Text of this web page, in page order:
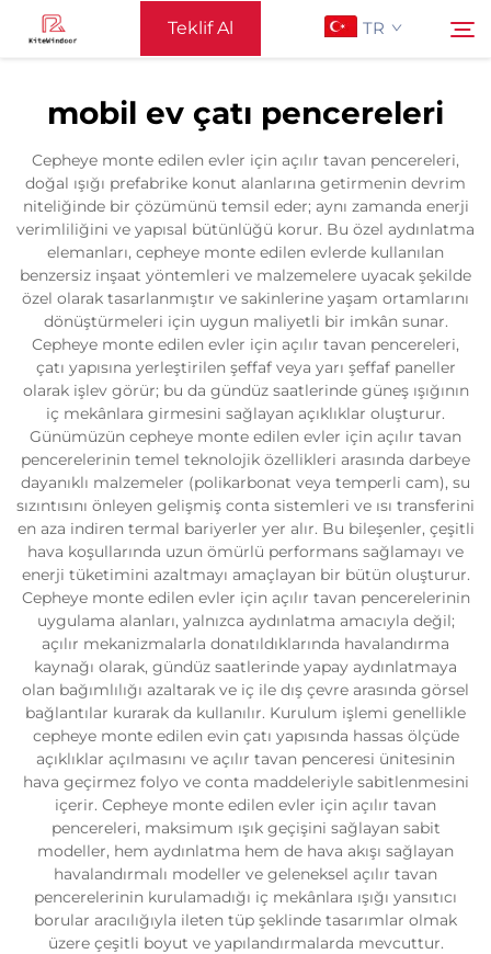
Teklif Al TR
Destek
Ürünler
Uygulama
Haberler
Bize Ulaşın
Ara
mobil ev çatı pencereleri
Cepheye monte edilen evler için açılır tavan pencereleri,
doğal ışığı prefabrike konut alanlarına getirmenin devrim
niteliğinde bir çözümünü temsil eder; aynı zamanda enerji
verimliliğini ve yapısal bütünlüğü korur. Bu özel aydınlatma
elemanları, cepheye monte edilen evlerde kullanılan
benzersiz inşaat yöntemleri ve malzemelere uyacak şekilde
özel olarak tasarlanmıştır ve sakinlerine yaşam ortamlarını
dönüştürmeleri için uygun maliyetli bir imkân sunar.
Cepheye monte edilen evler için açılır tavan pencereleri,
çatı yapısına yerleştirilen şeffaf veya yarı şeffaf paneller
olarak işlev görür; bu da gündüz saatlerinde güneş ışığının
iç mekânlara girmesini sağlayan açıklıklar oluşturur.
Günümüzün cepheye monte edilen evler için açılır tavan
pencerelerinin temel teknolojik özellikleri arasında darbeye
dayanıklı malzemeler (polikarbonat veya temperli cam), su
sızıntısını önleyen gelişmiş conta sistemleri ve ısı transferini
en aza indiren termal bariyerler yer alır. Bu bileşenler, çeşitli
hava koşullarında uzun ömürlü performans sağlamayı ve
enerji tüketimini azaltmayı amaçlayan bir bütün oluşturur.
Cepheye monte edilen evler için açılır tavan pencerelerinin
uygulama alanları, yalnızca aydınlatma amacıyla değil;
açılır mekanizmalarla donatıldıklarında havalandırma
kaynağı olarak, gündüz saatlerinde yapay aydınlatmaya
olan bağımlılığı azaltarak ve iç ile dış çevre arasında görsel
bağlantılar kurarak da kullanılır. Kurulum işlemi genellikle
cepheye monte edilen evin çatı yapısında hassas ölçüde
açıklıklar açılmasını ve açılır tavan penceresi ünitesinin
hava geçirmez folyo ve conta maddeleriyle sabitlenmesini
içerir. Cepheye monte edilen evler için açılır tavan
pencereleri, maksimum ışık geçişini sağlayan sabit
modeller, hem aydınlatma hem de hava akışı sağlayan
havalandırmalı modeller ve geleneksel açılır tavan
pencerelerinin kurulamadığı iç mekânlara ışığı yansıtıcı
borular aracılığıyla ileten tüp şeklinde tasarımlar olmak
üzere çeşitli boyut ve yapılandırmalarda mevcuttur.